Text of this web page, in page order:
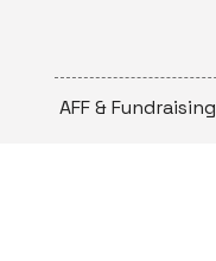
AFF & Fundraising